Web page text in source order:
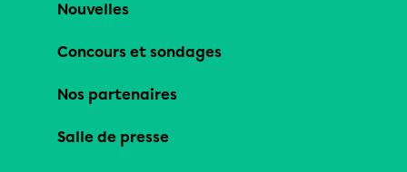
Nouvelles
Concours et sondages
Nos partenaires
Salle de presse